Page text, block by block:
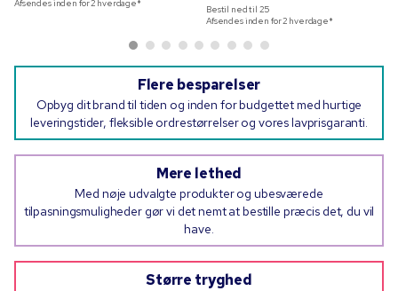
Afsendes inden for 2 hverdage*
Bestil ned til 25
Afsendes inden for 2 hverdage*
Flere besparelser
Opbyg dit brand til tiden og inden for budgettet med hurtige
leveringstider, fleksible ordrestørrelser og vores lavprisgaranti.
Mere lethed
Med nøje udvalgte produkter og ubesværede
tilpasningsmuligheder gør vi det nemt at bestille præcis det, du vil
have.
Større tryghed